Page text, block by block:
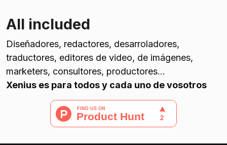
All included
Diseñadores, redactores, desarroladores,
traductores, editores de video, de imágenes,
marketers, consultores, productores...
Xenius es para todos y cada uno de vosotros